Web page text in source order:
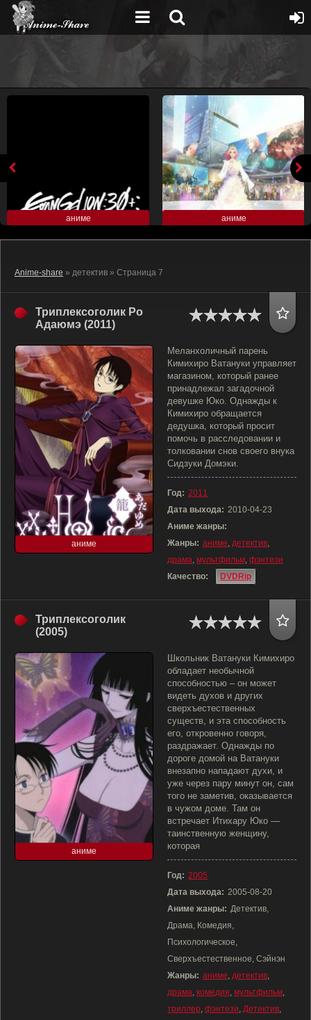
аниме аниме
Anime-share » детектив » Страница 7
Триплексоголик Ро
Адаюмэ (2011)
аниме
Меланхоличный парень
Кимихиро Ватануки управляет
магазином, который ранее
принадлежал загадочной
девушке Юко. Однажды к
Кимихиро обращается
дедушка, который просит
помочь в расследовании и
толковании снов своего внука
Сидзуки Домэки.
Год: 2011
Дата выхода: 2010-04-23
Аниме жанры:
Жанры: аниме, детектив,
драма, мультфильм, фэнтези
Качество:
DVDRip
Триплексоголик
(2005)
аниме
Школьник Ватануки Кимихиро
обладает необычной
способностью – он может
видеть духов и других
сверхъестественных
существ, и эта способность
его, откровенно говоря,
раздражает. Однажды по
дороге домой на Ватануки
внезапно нападают духи, и
уже через пару минут он, сам
того не заметив, оказывается
в чужом доме. Там он
встречает Итихару Юко —
таинственную женщину,
которая
Год: 2005
Дата выхода: 2005-08-20
Аниме жанры: Детектив,
Драма, Комедия,
Психологическое,
Сверхъестественное, Сэйнэн
Жанры: аниме, детектив,
драма, комедия, мультфильм,
триллер, фэнтези, Детектив,